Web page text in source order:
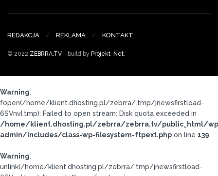
REDAKCJA REKLAMA KONTAKT
© 2022 ZEBRRA.TV - build by Projekt-Net.
Warning:
fopen(/home/klient.dhosting.pl/zebrra/.tmp/jnewsfirstload-
6SVnvI.tmp): Failed to open stream: Disk quota exceeded in
/home/klient.dhosting.pl/zebrra/zebrra.tv/public_html/
admin/includes/class-wp-filesystem-ftpext.php on line 139
Warning:
unlink(/home/klient.dhosting.pl/zebrra/.tmp/jnewsfirstload-